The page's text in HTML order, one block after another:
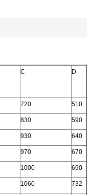
C D
720 510
830 590
930 640
970 670
1000 690
1060 732